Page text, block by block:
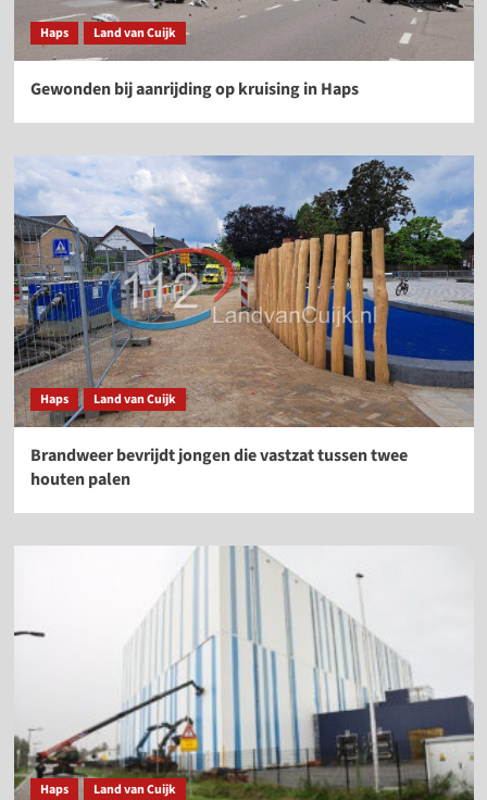
Haps Land van Cuijk
Gewonden bij aanrijding op kruising in Haps
Haps Land van Cuijk
Brandweer bevrijdt jongen die vastzat tussen twee
houten palen
Haps Land van Cuijk